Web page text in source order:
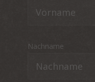
Nachname